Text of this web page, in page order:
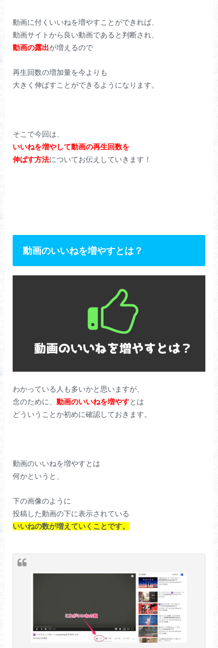
動画に付くいいねを増やすことができれば、
動画サイトから良い動画であると判断され、
動画の露出が増えるので
再生回数の増加量を今よりも
大きく伸ばすことができるようになります。
そこで今回は、
いいねを増やして動画の再生回数を
伸ばす方法についてお伝えしていきます！
動画のいいねを増やすとは？
わかっている人も多いかと思いますが、
念のために、動画のいいねを増やすとは
どういうことか初めに確認しておきます。
動画のいいねを増やすとは
何かというと、
下の画像のように
投稿した動画の下に表示されている
いいねの数が増えていくことです。